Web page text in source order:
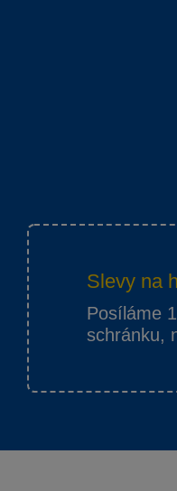
Slevy na
Posíláme
schránku,